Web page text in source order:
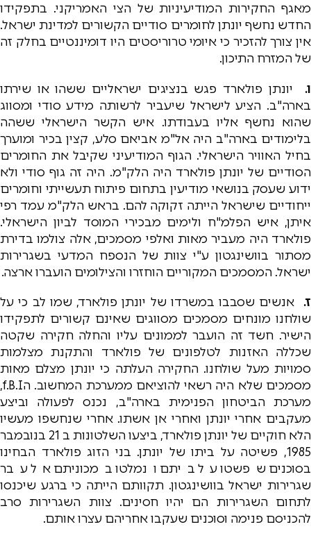
מאגף החקירות המודיעיניות של הצי האמריקני. בתפקידו
החדש נחשף יונתן לחומרים סודיים הקשורים למדינת ישראל.
אין צורך להזכיר כי איומי טרוריסטים היו דומיננטיים בחלק זה
של המזרח התיכון.
ו. יונתן פולארד פגש בנציגים ישראליים ששהו או שירתו
בארה"ב. הציע לישראל שיעביר לרשותה מידע סודי ומסווג
שהוא נחשף אליו בעבודתו. איש הקשר הישראלי ששהה
בלימודים בארה"ב היה אל"מ אביאם סלע, קצין בכיר ומוערך
בחיל האוויר הישראלי. הגוף המודיעיני שקיבל את החומרים
הסודיים של יונתן פולארד היה הלק"מ. היה זה גוף סודי ולא
ידוע שעסק בנושאי מודיעין בתחום פיתוח תעשייתי וחומרים
ייחודיים שישראל הייתה זקוקה להם. בראש הלק"מ עמד רפי
איתן, איש הפלמ"ח ולימים מבכירי המוסד לביון הישראלי.
פולארד היה מעביר מאות ואלפי מסמכים, אלה צולמו בדירת
מסתור בוושינגטון ע"י צוות של הנספח המדעי בשגרירות
ישראל. המסמכים המקוריים הוחזרו והצילומים הועברו ארצה.
ז. אנשים שסבבו במשרדו של יונתן פולארד, שמו לב כי על
שולחנו מונחים מסמכים מסווגים שאינם קשורים לתפקידו
הישיר. חשד זה הועבר לממונים עליו והחלה חקירה שקטה
שכללה האזנות לטלפונים של פולארד והתקנת מצלמות
סמויות מעל שולחנו. החקירה העלתה כי יונתן מצלם מאות
מסמכים שלא היה רשאי להוציאם ממערכת המחשוב. הf.B.I,
מערכת הביטחון הפנימית בארה"ב, נכנס לפעולה וביצע
מעקבים אחרי יונתן ואחרי אן אשתו. אחרי שנחשפו מעשיו
הלא חוקיים של יונתן פולארד, ביצעו השלטונות ב 21 בנובמבר
1985, פשיטה על ביתו של יונתן. בני הזוג פולארד הבחינו
בסוכנים שפשטו על ביתם ונמלטו במכוניתם אל עבר
שגרירות ישראל בוושינגטון. תקוותם הייתה כי ברגע שיכנסו
לתחום השגרירות הם יהיו חסינים. צוות השגרירות סרב
להכניסם פנימה וסוכנים שעקבו אחריהם עצרו אותם.